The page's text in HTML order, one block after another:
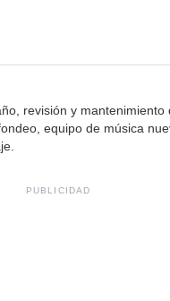
revisión y mantenimiento
equipo de música
PUBLICIDAD